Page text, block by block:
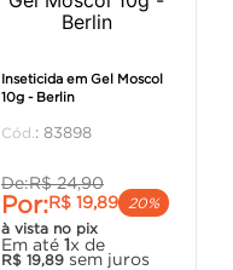
Inseticida em Gel Moscol
10g - Berlin
: 83898
De:R$ 24,90
Por:R$ 19,89
20%
à vista no pix
Em até 1x de
R$ 19,89 sem juros